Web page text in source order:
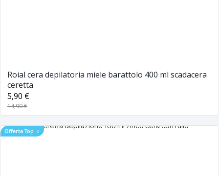
Roial cera depilatoria miele barattolo 400 ml scadacera
ceretta
5,90 €
14,90 €
Offerta Top ⭐